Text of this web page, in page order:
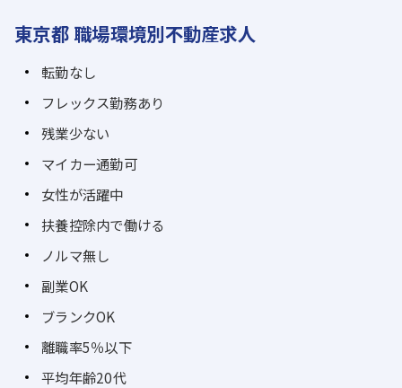
東京都 職場環境別不動産求人
転勤なし
フレックス勤務あり
残業少ない
マイカー通勤可
女性が活躍中
扶養控除内で働ける
ノルマ無し
副業OK
ブランクOK
離職率5％以下
平均年齢20代